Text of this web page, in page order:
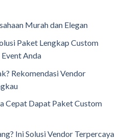
Murah dan Elegan
Paket Lengkap Custom
Anda
Rekomendasi Vendor
Cepat Dapat Paket Custom
Ini Solusi Vendor Terpercaya